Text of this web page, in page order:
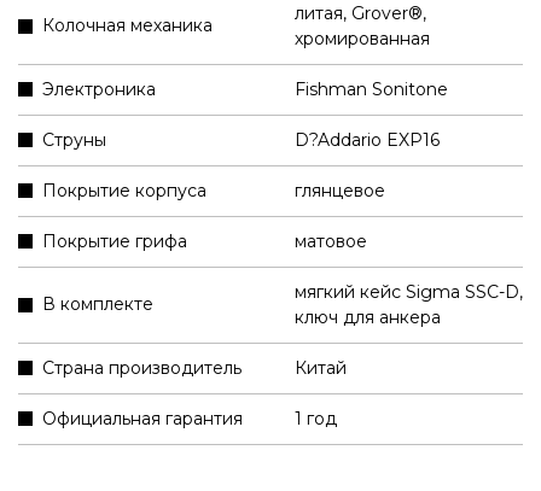
Колочная механика
литая, Grover®,
хромированная
Электроника Fishman Sonitone
Струны D?Addario EXP16
Покрытие корпуса глянцевое
Покрытие грифа матовое
В комплекте
мягкий кейс Sigma SSC-D,
ключ для анкера
Страна производитель Китай
Официальная гарантия 1 год